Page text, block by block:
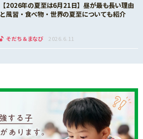
【2026年の夏至は6月21日】昼が最も長い理由
と風習・食べ物・世界の夏至についても紹介
そだち＆まなび 2026.6.11